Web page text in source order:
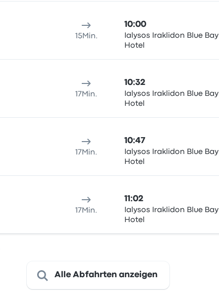
15Min.
10:00
Ialysos Iraklidon Blue Bay
Hotel
17Min.
10:32
Ialysos Iraklidon Blue Bay
Hotel
17Min.
10:47
Ialysos Iraklidon Blue Bay
Hotel
17Min.
11:02
Ialysos Iraklidon Blue Bay
Hotel
Alle Abfahrten anzeigen